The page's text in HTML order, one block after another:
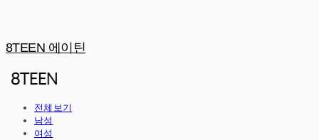
8TEEN 에이틴
전체보기
남성
여성